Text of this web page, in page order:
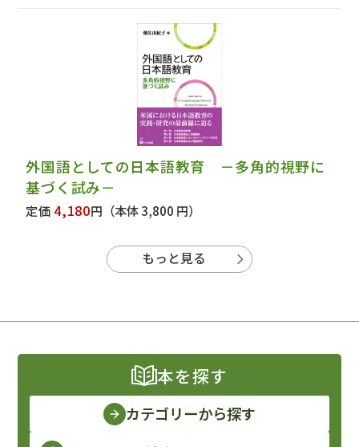
外国語としての日本語教育 －多角的視野に
基づく試み－
定価 4,180円 （本体 3,800 円）
もっと見る
本を探す
カテゴリーから探す